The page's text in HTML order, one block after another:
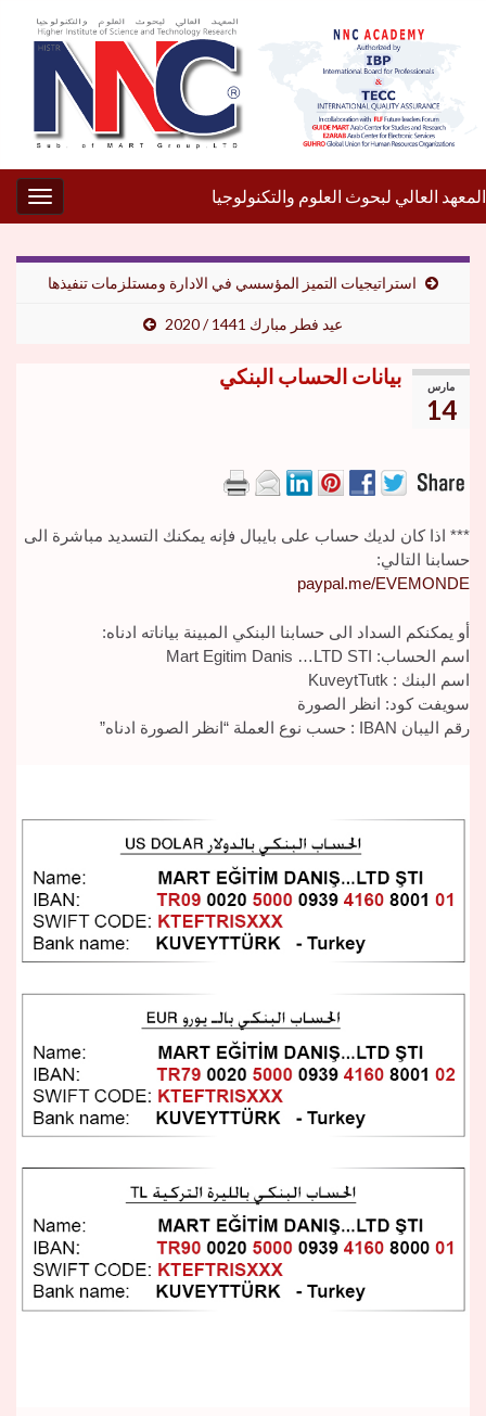
المعهد العالي لبحوث العلوم والتكنولوجيا
استراتيجيات التميز المؤسسي في الادارة ومستلزمات تنفيذها
عيد فطر مبارك 1441 / 2020
مارس
14
بيانات الحساب البنكي
*** اذا كان لديك حساب على بايبال فإنه يمكنك التسديد مباشرة الى
حسابنا التالي:
paypal.me/EVEMONDE
أو يمكنكم السداد الى حسابنا البنكي المبينة بياناته ادناه:
اسم الحساب: Mart Egitim Danis …LTD STI
اسم البنك : KuveytTutk
سويفت كود: انظر الصورة
رقم اليبان IBAN : حسب نوع العملة “انظر الصورة ادناه”